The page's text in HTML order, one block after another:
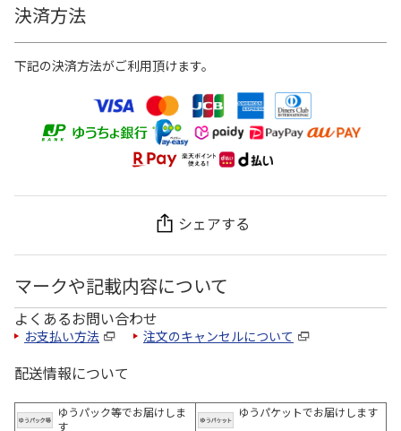
決済方法
下記の決済方法がご利用頂けます。
シェアする
マークや記載内容について
よくあるお問い合わせ
お支払い方法 注文のキャンセルについて
配送情報について
ゆうパック等でお届けしま
す
ゆうパケットでお届けします